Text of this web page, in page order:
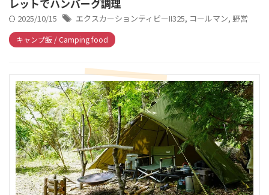
レットでハンバーグ調理
2025/10/15 エクスカーションティピーII325, コールマン, 野営
キャンプ飯 / Camping food